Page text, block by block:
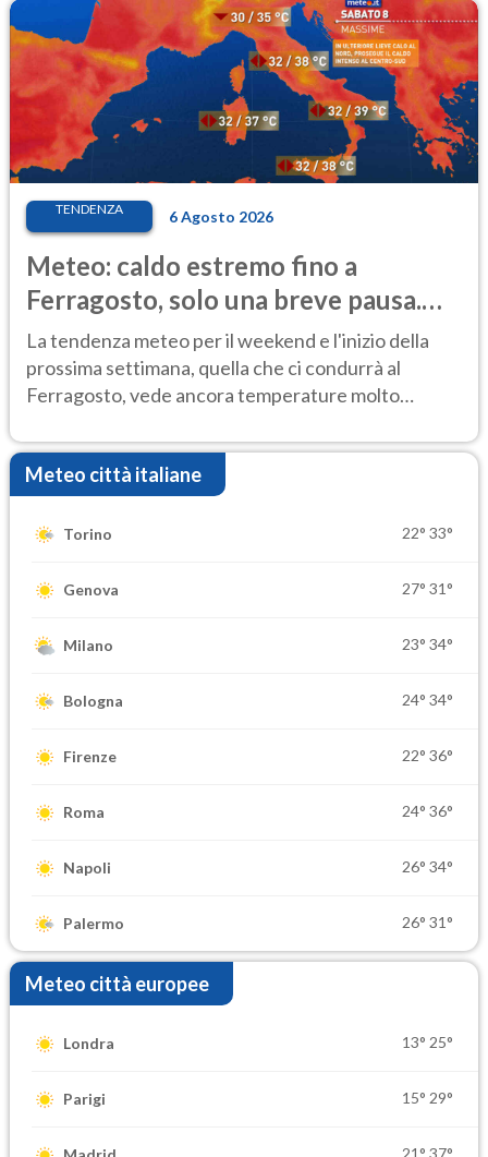
TENDENZA 6 Agosto 2026
Meteo: caldo estremo fino a
Ferragosto, solo una breve pausa.
Ecco dove
La tendenza meteo per il weekend e l'inizio della
prossima settimana, quella che ci condurrà al
Ferragosto, vede ancora temperature molto
Meteo città italiane
Torino 22° 33°
Genova 27° 31°
Milano 23° 34°
Bologna 24° 34°
Firenze 22° 36°
Roma 24° 36°
Napoli 26° 34°
Palermo 26° 31°
Meteo città europee
Londra 13° 25°
Parigi 15° 29°